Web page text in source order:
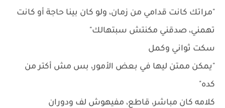
"مراتك كانت قدامي من زمان، ولو كان بينا حاجة أو كانت
تهمني، صدقني مكنتش سبتهالك"
سكت ثواني وكمل
"يمكن ممتن ليها في بعض الأمور، بس مش أكتر من
كده"
كلامه كان مباشر، قاطع، مفيهوش لف ودوران